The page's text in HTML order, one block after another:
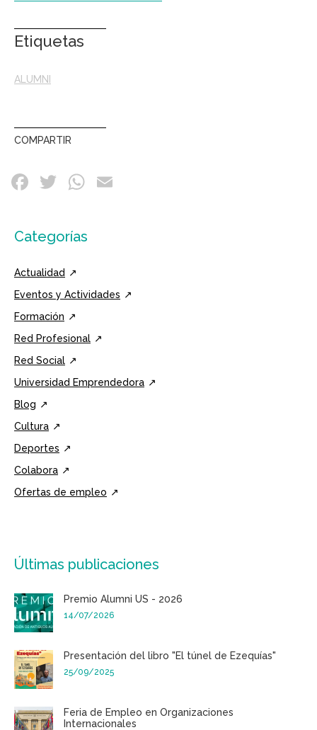
Etiquetas
ALUMNI
COMPARTIR
Categorías
Actualidad
Eventos y Actividades
Formación
Red Profesional
Red Social
Universidad Emprendedora
Blog
Cultura
Deportes
Colabora
Ofertas de empleo
Últimas publicaciones
Premio Alumni US - 2026
14/07/2026
Presentación del libro "El túnel de Ezequías"
25/09/2025
Feria de Empleo en Organizaciones
Internacionales